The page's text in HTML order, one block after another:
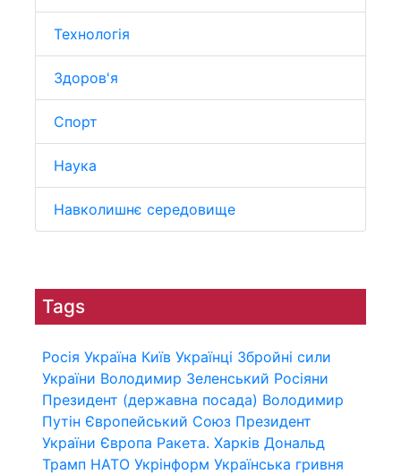
Технологія
Здоров'я
Спорт
Наука
Навколишнє середовище
Tags
Росія Україна Київ Українці Збройні сили
України Володимир Зеленський Росіяни
Президент (державна посада) Володимир
Путін Європейський Союз Президент
України Європа Ракета. Харків Дональд
Трамп НАТО Укрінформ Українська гривня